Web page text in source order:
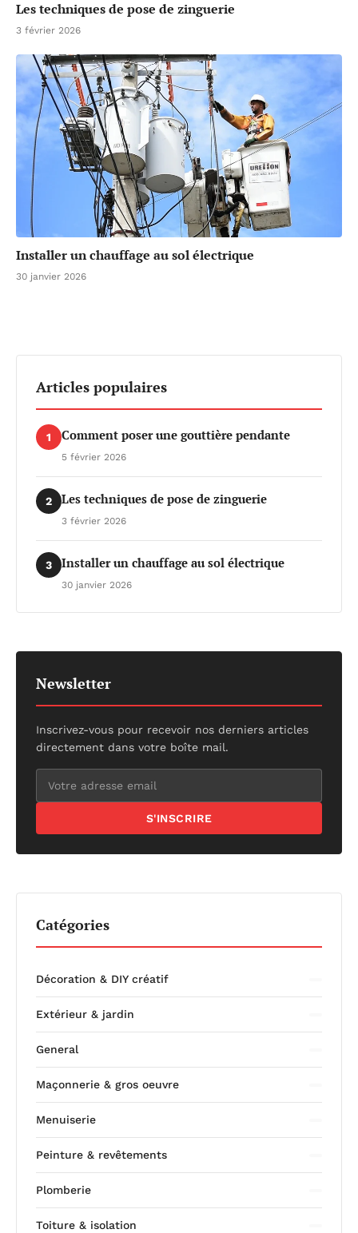
Les techniques de pose de zinguerie
3 février 2026
Installer un chauffage au sol électrique
30 janvier 2026
Articles populaires
1 Comment poser une gouttière pendante
5 février 2026
2 Les techniques de pose de zinguerie
3 février 2026
3 Installer un chauffage au sol électrique
30 janvier 2026
Newsletter
Inscrivez-vous pour recevoir nos derniers articles
directement dans votre boîte mail.
S'INSCRIRE
Catégories
Décoration & DIY créatif
Extérieur & jardin
General
Maçonnerie & gros oeuvre
Menuiserie
Peinture & revêtements
Plomberie
Toiture & isolation